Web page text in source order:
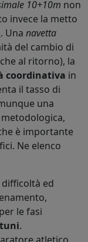
10+10m non
invece la metto
. Una navetta
del cambio di
al ritorno), la
coordinativa in
il tasso di
una
è importante
Ne elenco
ed
le fasi
.